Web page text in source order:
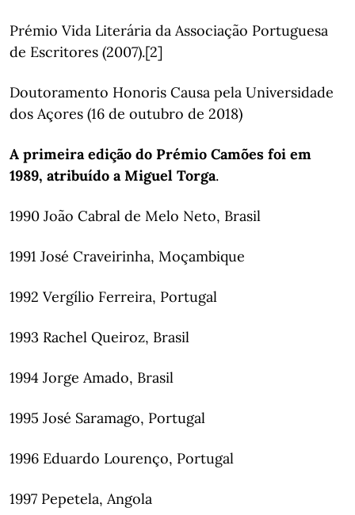
Prémio Vida Literária da Associação Portuguesa
de Escritores (2007).[2]
Doutoramento Honoris Causa pela Universidade
dos Açores (16 de outubro de 2018)
A primeira edição do Prémio Camões foi em
1989, atribuído a Miguel Torga.
1990 João Cabral de Melo Neto, Brasil
1991 José Craveirinha, Moçambique
1992 Vergílio Ferreira, Portugal
1993 Rachel Queiroz, Brasil
1994 Jorge Amado, Brasil
1995 José Saramago, Portugal
1996 Eduardo Lourenço, Portugal
1997 Pepetela, Angola